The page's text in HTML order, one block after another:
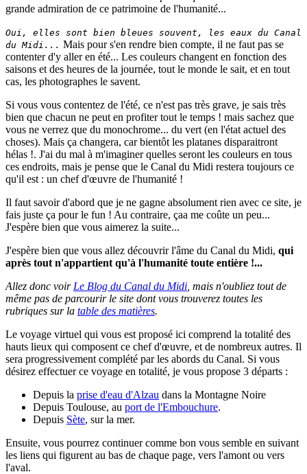
grande admiration de ce patrimoine de l'humanité...
Oui, elles sont bien bleues souvent, les eaux du Canal
du Midi... Mais pour s'en rendre bien compte, il ne faut pas se
contenter d'y aller en été... Les couleurs changent en fonction des
saisons et des heures de la journée, tout le monde le sait, et en tout
cas, les photographes le savent.
Si vous vous contentez de l'été, ce n'est pas très grave, je sais très
bien que chacun ne peut en profiter tout le temps ! mais sachez que
vous ne verrez que du monochrome... du vert (en l'état actuel des
choses). Mais ça changera, car bientôt les platanes disparaitront
hélas !. J'ai du mal à m'imaginer quelles seront les couleurs en tous
ces endroits, mais je pense que le Canal du Midi restera toujours ce
qu'il est : un chef d'œuvre de l'humanité !
Il faut savoir d'abord que je ne gagne absolument rien avec ce site, je
fais juste ça pour le fun ! Au contraire, çaa me coûte un peu...
J'espère bien que vous aimerez la suite...
J'espère bien que vous allez découvrir l'âme du Canal du Midi, qui
après tout n'appartient qu'à l'humanité toute entière !...
Allez donc voir Le Blog du Canal du Midi , mais n'oubliez tout de
même pas de parcourir le site dont vous trouverez toutes les
rubriques sur la table des matières.
Le voyage virtuel qui vous est proposé ici comprend la totalité des
hauts lieux qui composent ce chef d'œuvre, et de nombreux autres. Il
sera progressivement complété par les abords du Canal. Si vous
désirez effectuer ce voyage en totalité, je vous propose 3 départs :
Depuis la prise d'eau d'Alzau dans la Montagne Noire
Depuis Toulouse, au port de l'Embouchure.
Depuis Sète, sur la mer.
Ensuite, vous pourrez continuer comme bon vous semble en suivant
les liens qui figurent au bas de chaque page, vers l'amont ou vers
l'aval.